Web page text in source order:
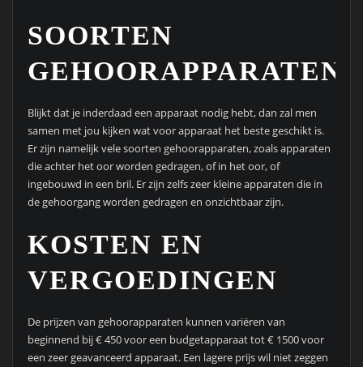
SOORTEN
GEHOORAPPARATEN
Blijkt dat je inderdaad een apparaat nodig hebt, dan zal men
samen met jou kijken wat voor apparaat het beste geschikt is.
Er zijn namelijk vele soorten gehoorapparaten, zoals apparaten
die achter het oor worden gedragen, of in het oor, of
ingebouwd in een bril. Er zijn zelfs zeer kleine apparaten die in
de gehoorgang worden gedragen en onzichtbaar zijn.
KOSTEN EN
VERGOEDINGEN
De prijzen van gehoorapparaten kunnen variëren van
beginnend bij € 450 voor een budgetapparaat tot € 1500 voor
een zeer geavanceerd apparaat. Een lagere prijs wil niet zeggen